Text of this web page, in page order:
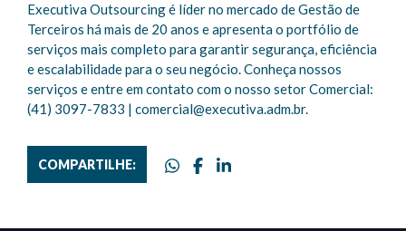
Executiva Outsourcing é líder no mercado de Gestão de
Terceiros há mais de 20 anos e apresenta o portfólio de
serviços mais completo para garantir segurança, eficiência
e escalabilidade para o seu negócio. Conheça nossos
serviços e entre em contato com o nosso setor Comercial:
(41) 3097-7833 | comercial@executiva.adm.br.
COMPARTILHE: